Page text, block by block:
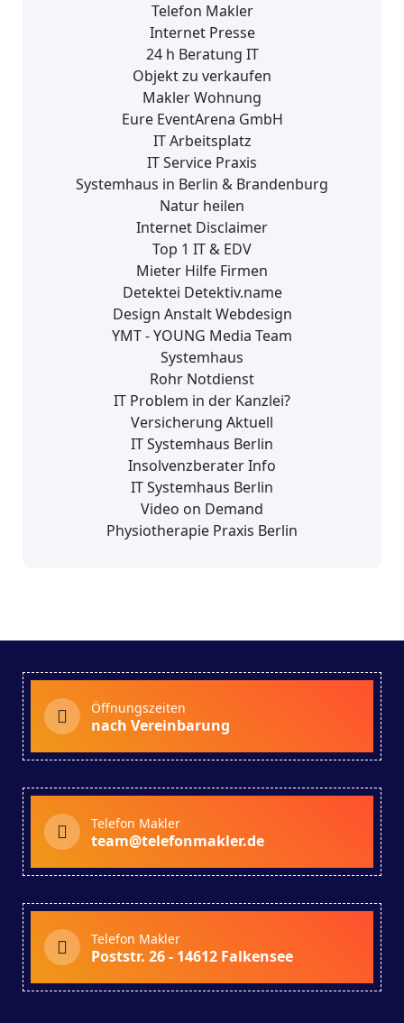
Telefon Makler
Internet Presse
24 h Beratung IT
Objekt zu verkaufen
Makler Wohnung
Eure EventArena GmbH
IT Arbeitsplatz
IT Service Praxis
Systemhaus in Berlin & Brandenburg
Natur heilen
Internet Disclaimer
Top 1 IT & EDV
Mieter Hilfe Firmen
Detektei Detektiv.name
Design Anstalt Webdesign
YMT - YOUNG Media Team
Systemhaus
Rohr Notdienst
IT Problem in der Kanzlei?
Versicherung Aktuell
IT Systemhaus Berlin
Insolvenzberater Info
IT Systemhaus Berlin
Video on Demand
Physiotherapie Praxis Berlin
Öffnungszeiten
nach Vereinbarung
Telefon Makler
team@telefonmakler.de
Telefon Makler
Poststr. 26 - 14612 Falkensee